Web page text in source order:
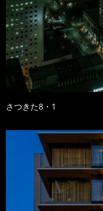
さつきた8・1